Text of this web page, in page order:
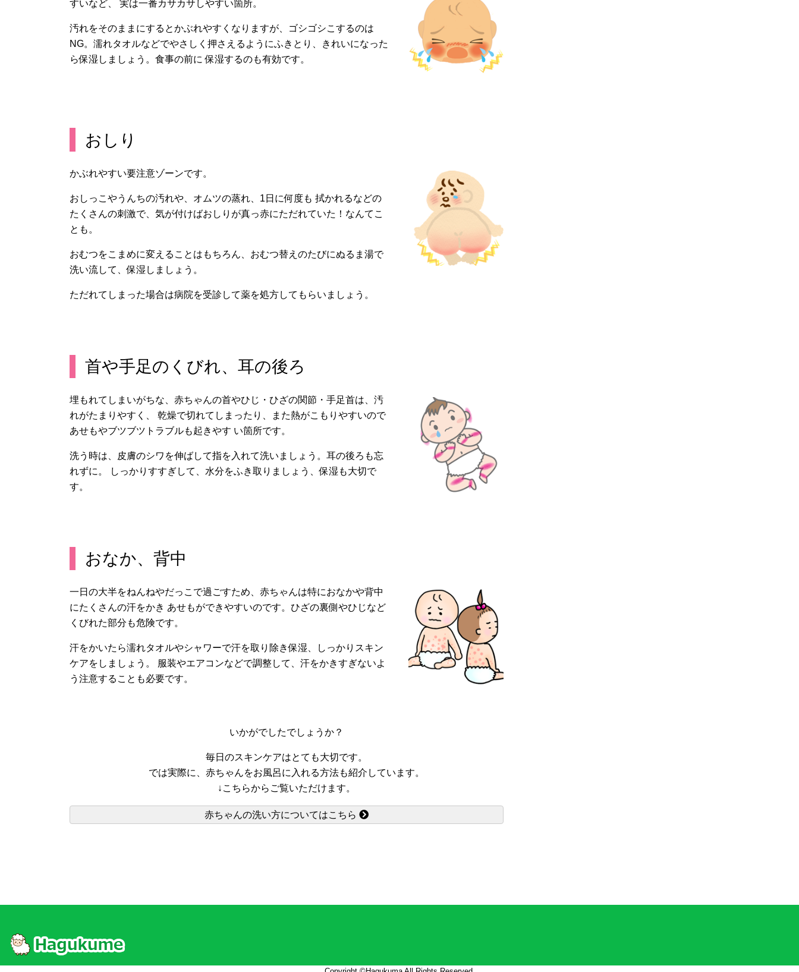
すいなど、 実は一番カサカサしやすい箇所。
汚れをそのままにするとかぶれやすくなりますが、ゴシゴシこするのは
NG。濡れタオルなどでやさしく押さえるようにふきとり、きれいになった
ら保湿しましょう。食事の前に 保湿するのも有効です。
おしり
かぶれやすい要注意ゾーンです。
おしっこやうんちの汚れや、オムツの蒸れ、1日に何度も 拭かれるなどの
たくさんの刺激で、気が付けばおしりが真っ赤にただれていた！なんてこ
とも。
おむつをこまめに変えることはもちろん、おむつ替えのたびにぬるま湯で
洗い流して、保湿しましょう。
ただれてしまった場合は病院を受診して薬を処方してもらいましょう。
首や手足のくびれ、耳の後ろ
埋もれてしまいがちな、赤ちゃんの首やひじ・ひざの関節・手足首は、汚
れがたまりやすく、 乾燥で切れてしまったり、また熱がこもりやすいので
あせもやブツブツトラブルも起きやす い箇所です。
洗う時は、皮膚のシワを伸ばして指を入れて洗いましょう。耳の後ろも忘
れずに。 しっかりすすぎして、水分をふき取りましょう、保湿も大切で
す。
おなか、背中
一日の大半をねんねやだっこで過ごすため、赤ちゃんは特におなかや背中
にたくさんの汗をかき あせもができやすいのです。ひざの裏側やひじなど
くびれた部分も危険です。
汗をかいたら濡れタオルやシャワーで汗を取り除き保湿、しっかりスキン
ケアをしましょう。 服装やエアコンなどで調整して、汗をかきすぎないよ
う注意することも必要です。
いかがでしたでしょうか？
毎日のスキンケアはとても大切です。
では実際に、赤ちゃんをお風呂に入れる方法も紹介しています。
↓こちらからご覧いただけます。
赤ちゃんの洗い方についてはこちら